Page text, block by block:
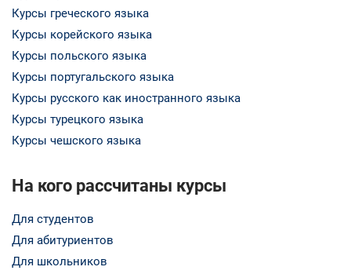
Курсы греческого языка
Курсы корейского языка
Курсы польского языка
Курсы португальского языка
Курсы русского как иностранного языка
Курсы турецкого языка
Курсы чешского языка
На кого рассчитаны курсы
Для студентов
Для абитуриентов
Для школьников